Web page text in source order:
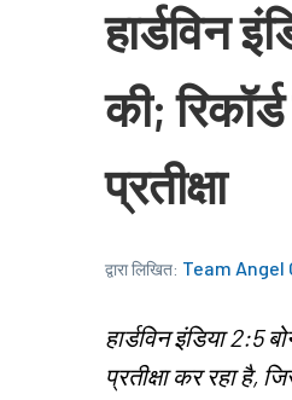
हार्डविन
की;
प्रतीक्षा
द्वारा लिखित: Team Angel
हार्डविन इंडिया 2:5
प्रतीक्षा कर रहा है,